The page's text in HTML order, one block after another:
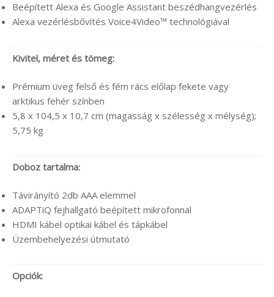
Beépített Alexa és Google Assistant beszédhangvezérlés
Alexa vezérlésbővítés Voice4Video™ technológiával
Kivitel, méret és tömeg:
Prémium üveg felső és fém rács előlap fekete vagy
arktikus fehér színben
5,8 x 104,5 x 10,7 cm (magasság x szélesség x mélység);
5,75 kg
Doboz tartalma:
Távirányító 2db AAA elemmel
ADAPTiQ fejhallgató beépített mikrofonnal
HDMI kábel optikai kábel és tápkábel
Üzembehelyezési útmutató
Opciók: